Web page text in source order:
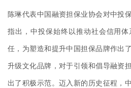
陈琳代表中国融资担保业协会对中投
指出，中投保始终以推动社会信用
任，为塑造和提升中国担保品牌作出
升级文化品牌，对于引领和倡导融资
出了积极示范。迈入新的历史征程，